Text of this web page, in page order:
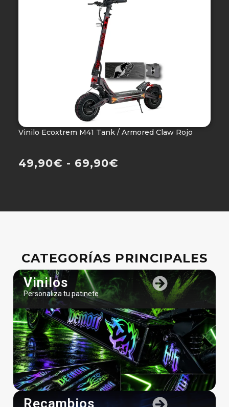
Vinilo Ecoxtrem M41 Tank / Armored Claw Rojo
49,90€ - 69,90€
CATEGORÍAS PRINCIPALES
Vinilos
Personaliza tu patinete
Recambios